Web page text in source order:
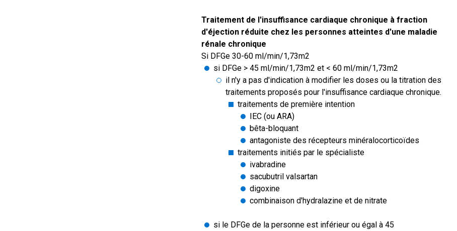
Traitement de l'insuffisance cardiaque chronique à fraction
d'éjection réduite chez les personnes atteintes d'une maladie
rénale chronique
Si DFGe 30-60 ml/min/1,73m2
si DFGe > 45 ml/min/1,73m2 et < 60 ml/min/1,73m2
il n'y a pas d'indication à modifier les doses ou la titration des
traitements proposés pour l'insuffisance cardiaque chronique.
traitements de première intention
IEC (ou ARA)
bêta-bloquant
antagoniste des récepteurs minéralocorticoïdes
traitements initiés par le spécialiste
ivabradine
sacubutril valsartan
digoxine
combinaison d'hydralazine et de nitrate
si le DFGe de la personne est inférieur ou égal à 45